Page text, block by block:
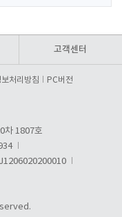
고객센터
처리방침 PC버전
차 1807호